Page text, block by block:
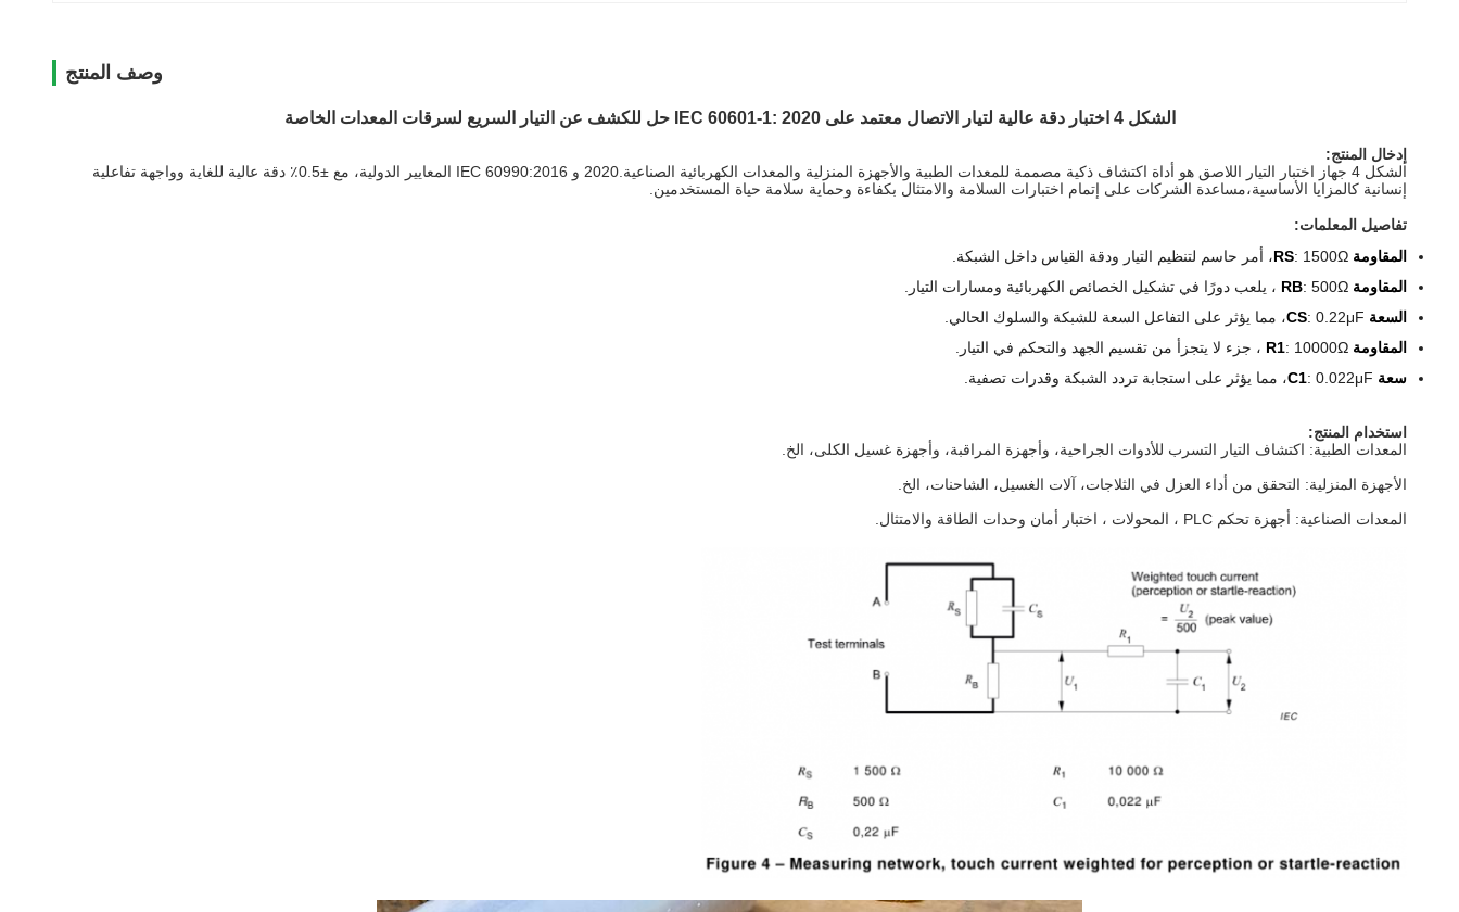
وصف المنتج
الشكل 4 اختبار دقة عالية لتيار الاتصال معتمد على IEC 60601-1: 2020 حل للكشف عن التيار السريع لسرقات المعدات الخاصة
إدخال المنتج:
الشكل 4 جهاز اختبار التيار اللاصق هو أداة اكتشاف ذكية مصممة للمعدات الطبية والأجهزة المنزلية والمعدات الكهربائية الصناعية.2020 و IEC 60990:2016 المعايير الدولية، مع ±0.5٪ دقة عالية للغاية وواجهة تفاعلية
إنسانية كالمزايا الأساسية،مساعدة الشركات على إتمام اختبارات السلامة والامتثال بكفاءة وحماية سلامة حياة المستخدمين.
تفاصيل المعلمات:
المقاومة RS : 1500Ω، أمر حاسم لتنظيم التيار ودقة القياس داخل الشبكة.
المقاومة RB : 500Ω ، يلعب دورًا في تشكيل الخصائص الكهربائية ومسارات التيار.
السعة CS : 0.22μF، مما يؤثر على التفاعل السعة للشبكة والسلوك الحالي.
المقاومة R1 : 10000Ω ، جزء لا يتجزأ من تقسيم الجهد والتحكم في التيار.
سعة C1 : 0.022μF، مما يؤثر على استجابة تردد الشبكة وقدرات تصفية.
استخدام المنتج:
المعدات الطبية: اكتشاف التيار التسرب للأدوات الجراحية، وأجهزة المراقبة، وأجهزة غسيل الكلى، الخ.
الأجهزة المنزلية: التحقق من أداء العزل في الثلاجات، آلات الغسيل، الشاحنات، الخ.
المعدات الصناعية: أجهزة تحكم PLC ، المحولات ، اختبار أمان وحدات الطاقة والامتثال.